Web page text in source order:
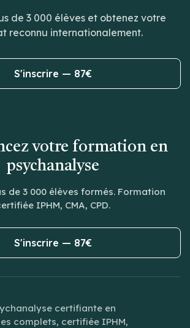
de 3 000 élèves et obtenez votre
reconnu internationalement.
S'inscrire — 87€
votre formation en
psychanalyse
de 3 000 élèves formés. Formation
IPHM, CMA, CPD.
S'inscrire — 87€
certifiante en
complets, certifiée IPHM,